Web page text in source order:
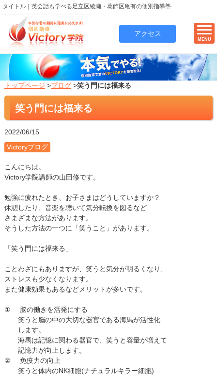
タイトル｜英会話も学べる足立区綾瀬・葛飾区亀有の個別指導塾
アクセス
MENU
トップページ >ブログ>笑う門には福来る
笑う門には福来る
2022/06/15
Victoryブログ
こんにちは。
Victory学院講師の山田修です。
勉強に疲れたとき、お子さまはどうしていますか？
休憩したり、音楽を聴いて気分転換を図るなど
さまざまな方法があります。
そうした方法の一つに「笑うこと」があります。
「笑う門には福来る」
ことわざにもありますが、笑うと気分が明るくなり、
ストレスも少なくなります。
また健康効果もあるなどメリットが多いです。
①
脳の働きを活発にする
笑うと脳の中の大切な器官である海馬が活性化
します。
海馬は記憶に関わる器官で、笑うと容量が増えて
記憶力が向上します。
②
免疫力の向上
笑うと体内のNK細胞(ナチュラルキラー細胞)